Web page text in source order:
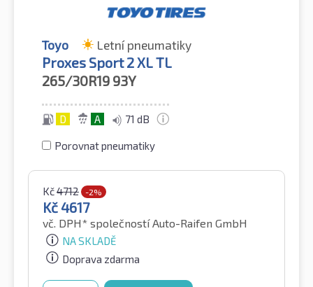
Toyo Letní pneumatiky
Proxes Sport 2 XL TL
265/30R19 93Y
D A 71 dB
Porovnat pneumatiky
Kč4712 -2%
Kč4617
vč. DPH* společností Auto-Raifen GmbH
NA SKLADĚ
Doprava zdarma